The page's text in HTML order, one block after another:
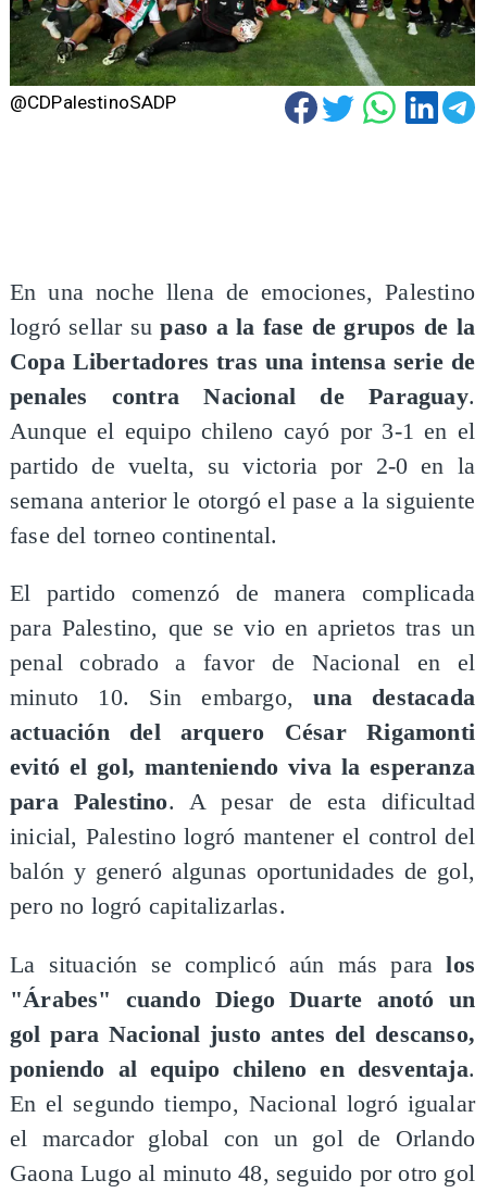
@CDPalestinoSADP
​En una noche llena de emociones, Palestino
logró sellar su paso a la fase de grupos de la
Copa Libertadores tras una intensa serie de
penales contra Nacional de Paraguay.
Aunque el equipo chileno cayó por 3-1 en el
partido de vuelta, su victoria por 2-0 en la
semana anterior le otorgó el pase a la siguiente
fase del torneo continental.
​El partido comenzó de manera complicada
para Palestino, que se vio en aprietos tras un
penal cobrado a favor de Nacional en el
minuto 10. Sin embargo,una destacada
actuación del arquero César Rigamonti
evitó el gol, manteniendo viva la esperanza
para Palestino. A pesar de esta dificultad
inicial, Palestino logró mantener el control del
balón y generó algunas oportunidades de gol,
pero no logró capitalizarlas.
La situación se complicó aún más paralos
"Árabes" cuando Diego Duarte anotó un
gol para Nacional justo antes del descanso,
poniendo al equipo chileno en desventaja.
En el segundo tiempo, Nacional logró igualar
el marcador global con un gol de Orlando
Gaona Lugo al minuto 48, seguido por otro gol